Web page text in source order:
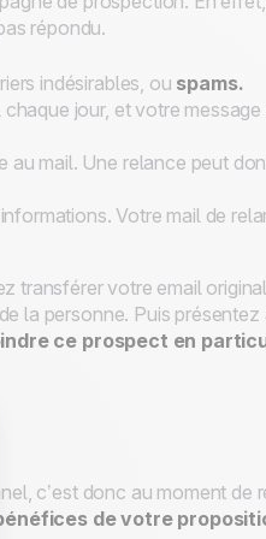
répondu.
indésirables, ou spams.
jour, et votre message
au mail. Une relance peut
Votre mail de
transférer votre email
la personne. Puis
ce prospect en
c’est donc au moment de
de votre